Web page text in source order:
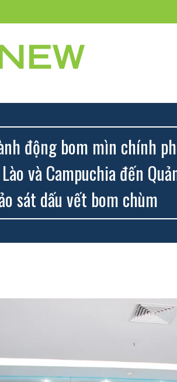
động bom mìn chính
và Campuchia đến
sát dấu vết bom chùm